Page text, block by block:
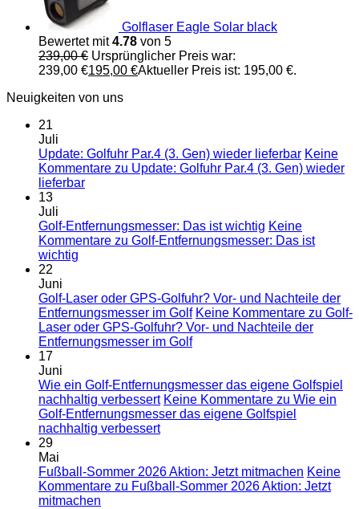
Golflaser Eagle Solar black
Bewertet mit4.78 von 5
239,00€ Ursprünglicher Preis war:
239,00 €195,00 €Aktueller Preis ist: 195,00 €.
Neuigkeiten von uns
21
Juli
Update: Golfuhr Par.4 (3. Gen) wieder lieferbar Keine
Kommentare zu Update: Golfuhr Par.4 (3. Gen) wieder
lieferbar
13
Juli
Golf-Entfernungsmesser: Das ist wichtig Keine
Kommentare zu Golf-Entfernungsmesser: Das ist
wichtig
22
Juni
Golf-Laser oder GPS-Golfuhr? Vor- und Nachteile der
Entfernungsmesser im Golf Keine Kommentare zu Golf-
Laser oder GPS-Golfuhr? Vor- und Nachteile der
Entfernungsmesser im Golf
17
Juni
Wie ein Golf-Entfernungsmesser das eigene Golfspiel
nachhaltig verbessert Keine Kommentare zu Wie ein
Golf-Entfernungsmesser das eigene Golfspiel
nachhaltig verbessert
29
Mai
Fußball-Sommer 2026 Aktion: Jetzt mitmachen Keine
Kommentare zu Fußball-Sommer 2026 Aktion: Jetzt
mitmachen